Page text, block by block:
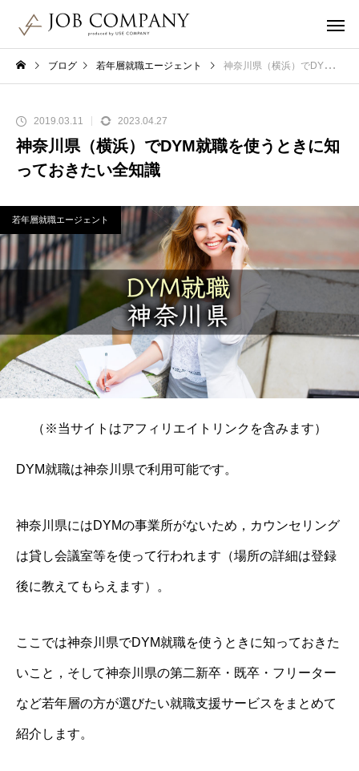
ブログ 若年層就職エージェント 神奈川県（横浜）でDYM就職を使うときに知っておきたい全知識
2019.03.11 2023.04.27
神奈川県（横浜）でDYM就職を使うときに知
っておきたい全知識
若年層就職エージェント
（※当サイトはアフィリエイトリンクを含みます）
DYM就職は神奈川県で利用可能です。
神奈川県にはDYMの事業所がないため，カウンセリング
は貸し会議室等を使って行われます（場所の詳細は登録
後に教えてもらえます）。
ここでは神奈川県でDYM就職を使うときに知っておきた
いこと，そして神奈川県の第二新卒・既卒・フリーター
など若年層の方が選びたい就職支援サービスをまとめて
紹介します。